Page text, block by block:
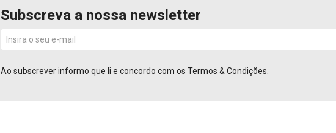
Subscreva a nossa newsletter
Ao subscrever informo que li e concordo com os Termos & Condições